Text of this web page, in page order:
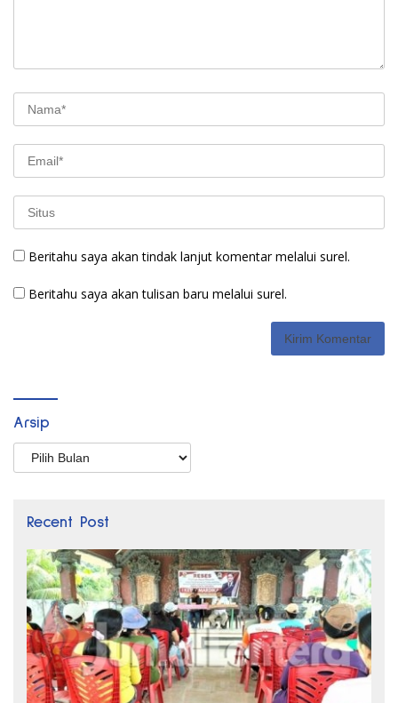
Beritahu saya akan tindak lanjut komentar melalui surel.
Beritahu saya akan tulisan baru melalui surel.
Arsip
Arsip
Recent Post